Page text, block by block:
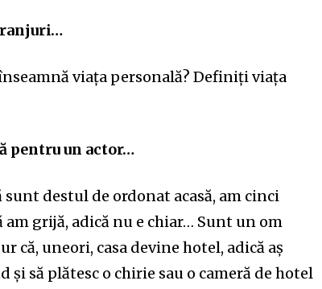
viața personală? Definiți viața
pentru un actor…
sunt destul de ordonat acasă, am cinci
am grijă, adică nu e chiar… Sunt un om
că, uneori, casa devine hotel, adică aș
și să plătesc o chirie sau o cameră de hotel